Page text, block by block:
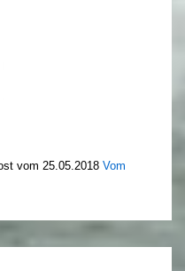
vom 25.05.2018 Vom